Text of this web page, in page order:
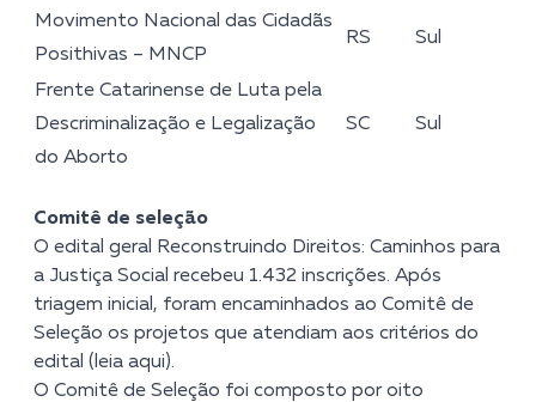
Movimento Nacional das Cidadãs
Posithivas – MNCP
RS Sul
Frente Catarinense de Luta pela
Descriminalização e Legalização
do Aborto
SC Sul
Comitê de seleção
O edital geral Reconstruindo Direitos: Caminhos para
a Justiça Social recebeu 1.432 inscrições. Após
triagem inicial, foram encaminhados ao Comitê de
Seleção os projetos que atendiam aos critérios do
edital ( leia aqui).
O Comitê de Seleção foi composto por oito